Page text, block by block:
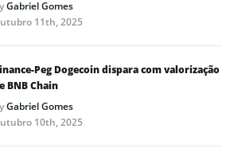
Gabriel Gomes
11th, 2025
Peg Dogecoin dispara com valorização
BNB Chain
Gabriel Gomes
10th, 2025